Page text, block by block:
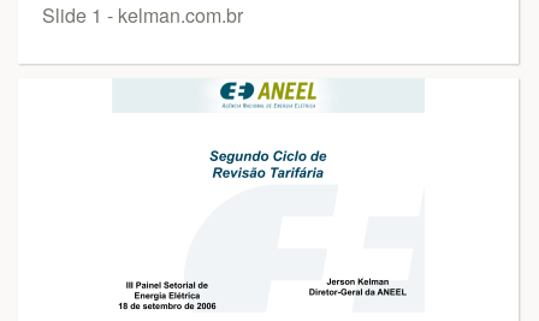
Slide 1 - kelman.com.br